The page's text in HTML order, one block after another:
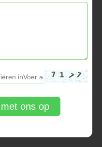
ons op